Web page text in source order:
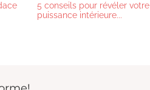
5 conseils pour révéler votre
puissance intérieure...